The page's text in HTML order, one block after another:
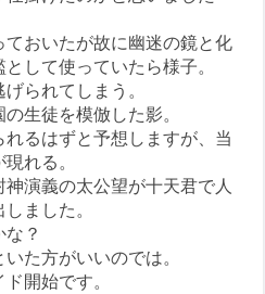
おいたが故に幽迷の鏡と化
して使っていたら様子。
られてしまう。
生徒を模倣した影。
るはずと予想しますが、当
れる。
演義の太公望が十天君で人
ました。
？
た方がいいのでは。
開始です。